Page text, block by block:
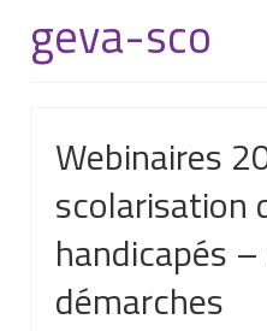
Nous connaître
Nos missions et
Notre équipe
Nous contacter
Nos partenaires
geva-sco
Webinaires
scolarisation
handicapés
démarches